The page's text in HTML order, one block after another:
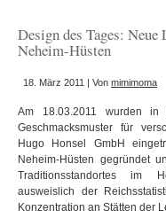
Design des Tages: Neue
Neheim-Hüsten
18. März 2011 | Von mimimoma
Am 18.03.2011 wurden
Geschmacksmuster für
Hugo Honsel GmbH
Neheim-Hüsten gegründet
Traditionsstandortes im
ausweislich der
Konzentration an Stätten der